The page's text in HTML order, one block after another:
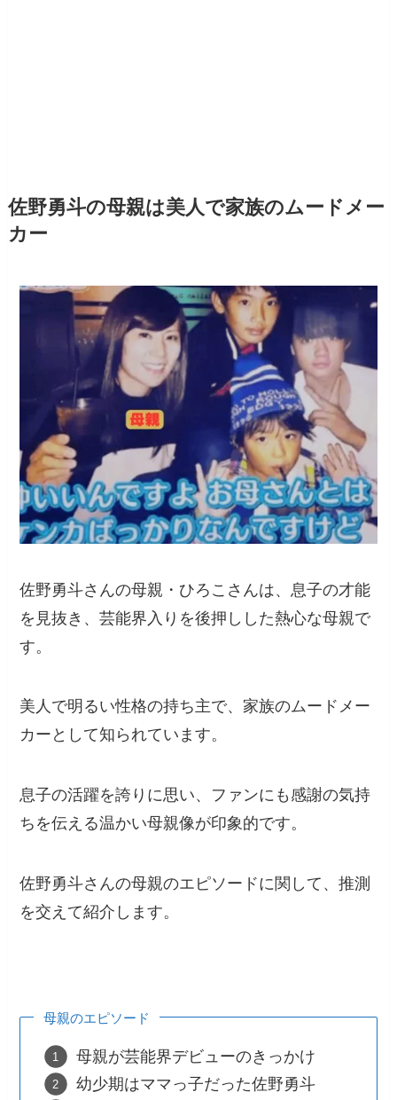
佐野勇斗の母親は美人で家族のムードメー
カー
佐野勇斗さんの母親・ひろこさんは、息子の才能
を見抜き、芸能界入りを後押しした熱心な母親で
す。
美人で明るい性格の持ち主で、家族のムードメー
カーとして知られています。
息子の活躍を誇りに思い、ファンにも感謝の気持
ちを伝える温かい母親像が印象的です。
佐野勇斗さんの母親のエピソードに関して、推測
を交えて紹介します。
母親のエピソード
母親が芸能界デビューのきっかけ
幼少期はママっ子だった佐野勇斗